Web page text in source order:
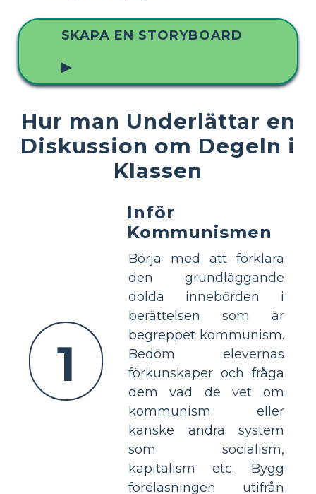
SKAPA EN STORYBOARD
▶
Hur man Underlättar en
Diskussion om Degeln i
Klassen
1
Inför
Kommunismen
Börja med att förklara
den grundläggande
dolda innebörden i
berättelsen som är
begreppet kommunism.
Bedöm elevernas
förkunskaper och fråga
dem vad de vet om
kommunism eller
kanske andra system
som socialism,
kapitalism etc. Bygg
föreläsningen utifrån